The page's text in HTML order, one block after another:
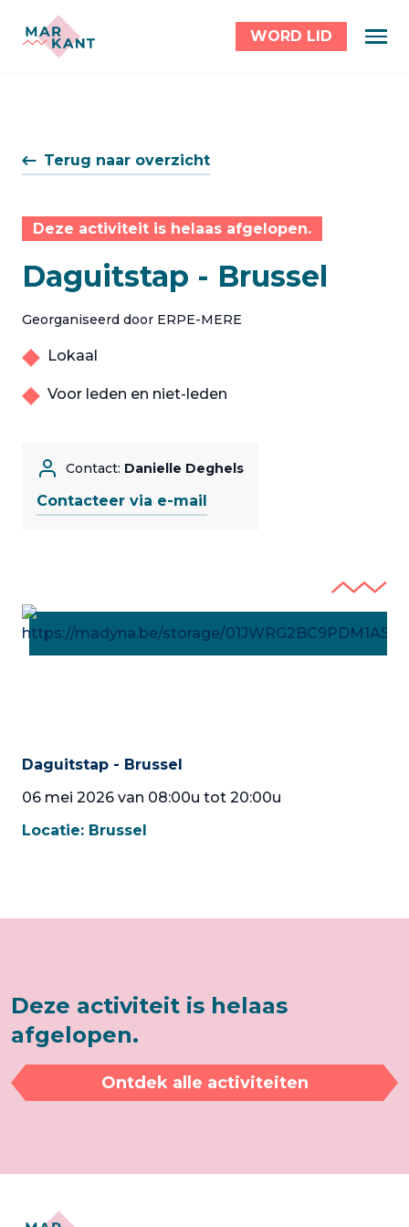
WORD LID
Terug naar overzicht
Deze activiteit is helaas afgelopen.
Daguitstap - Brussel
Georganiseerd door ERPE-MERE
Lokaal
Voor leden en niet-leden
Contact: Danielle Deghels
Contacteer via e-mail
Daguitstap - Brussel
06 mei 2026 van 08:00u tot 20:00u
Locatie: Brussel
Deze activiteit is helaas
afgelopen.
Ontdek alle activiteiten